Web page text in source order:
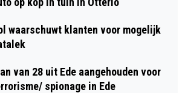
waarschuwt klanten voor mogelijk
van 28 uit Ede aangehouden voor
spionage in Ede